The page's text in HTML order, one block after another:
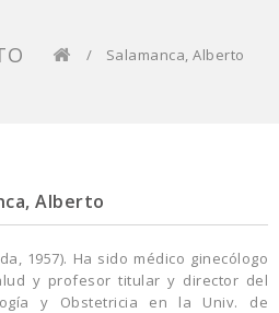
/ Salamanca, Alberto
Alberto
1957). Ha sido médico ginecólogo
y profesor titular y director del
y Obstetricia en la Univ. de